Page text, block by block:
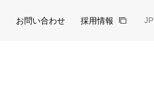
お問い合わせ 採用情報 JP